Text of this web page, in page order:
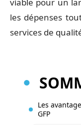
les dépenses
services de
Les
GFP